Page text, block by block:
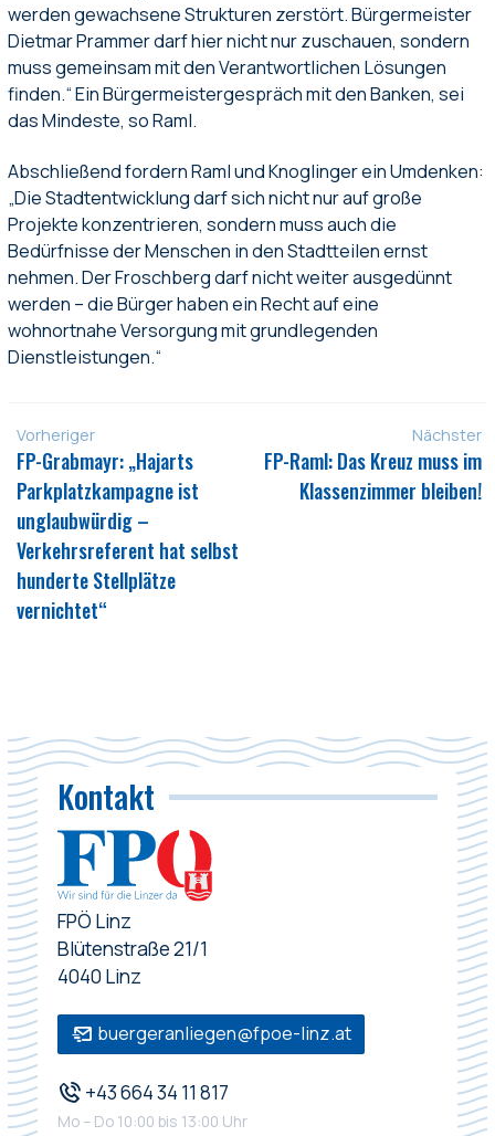
werden gewachsene Strukturen zerstört. Bürgermeister
Dietmar Prammer darf hier nicht nur zuschauen, sondern
muss gemeinsam mit den Verantwortlichen Lösungen
finden.“ Ein Bürgermeistergespräch mit den Banken, sei
das Mindeste, so Raml.
Abschließend fordern Raml und Knoglinger ein Umdenken:
„Die Stadtentwicklung darf sich nicht nur auf große
Projekte konzentrieren, sondern muss auch die
Bedürfnisse der Menschen in den Stadtteilen ernst
nehmen. Der Froschberg darf nicht weiter ausgedünnt
werden – die Bürger haben ein Recht auf eine
wohnortnahe Versorgung mit grundlegenden
Dienstleistungen.“
Vorheriger
FP-Grabmayr: „Hajarts
Parkplatzkampagne ist
unglaubwürdig –
Verkehrsreferent hat selbst
hunderte Stellplätze
vernichtet“
Nächster
FP-Raml: Das Kreuz muss im
Klassenzimmer bleiben!
Kontakt
FPÖ Linz
Blütenstraße 21/1
4040 Linz
buergeranliegen@fpoe-linz.at
+43 664 34 11 817
Mo – Do 10:00 bis 13:00 Uhr